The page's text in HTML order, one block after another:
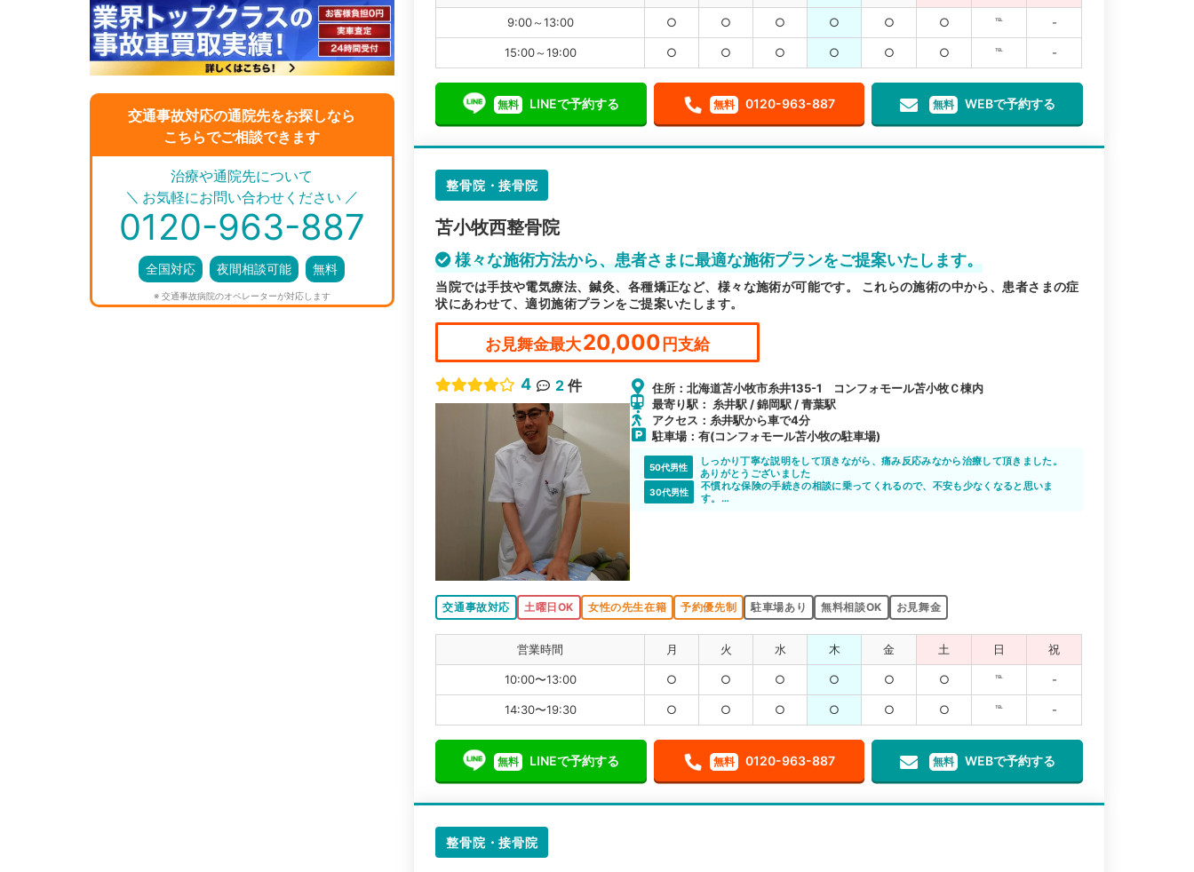
交通事故対応の通院先をお探しなら
こちらでご相談できます
＼ ／
治療や通院先について
お気軽にお問い合わせください
0120-963-887
全国対応 夜間相談可能 無料
※ 交通事故病院のオペレーターが対応します
9:00～13:00 ○ ○ ○ ○ ○ ○ ℡ -
15:00～19:00 ○ ○ ○ ○ ○ ○ ℡ -
無料 LINEで予約する 無料 0120-963-887 無料 WEBで予約する
整骨院・接骨院
苫小牧西整骨院
様々な施術方法から、患者さまに最適な施術プランをご提案いたします。
当院では手技や電気療法、鍼灸、各種矯正など、様々な施術が可能です。 これらの施術の中から、患者さまの症
状にあわせて、適切施術プランをご提案いたします。
お見舞金最大20,000 円支給
4 2 件
住所：北海道苫小牧市糸井135-1 コンフォモール苫小牧Ｃ棟内
最寄り駅： 糸井駅 / 錦岡駅 / 青葉駅
アクセス：糸井駅から車で4分
駐車場：有(コンフォモール苫小牧の駐車場)
50代男性
しっかり丁寧な説明をして頂きながら、痛み反応みなから治療して頂きました。
ありがとうございました
30代男性
不慣れな保険の手続きの相談に乗ってくれるので、不安も少なくなると思いま
す。
交通事故対応 土曜日OK 女性の先生在籍 予約優先制 駐車場あり 無料相談OK お見舞金
営業時間 月 火 水 木 金 土 日 祝
10:00〜13:00 ○ ○ ○ ○ ○ ○ ℡ -
14:30〜19:30 ○ ○ ○ ○ ○ ○ ℡ -
無料 LINEで予約する 無料 0120-963-887 無料 WEBで予約する
整骨院・接骨院